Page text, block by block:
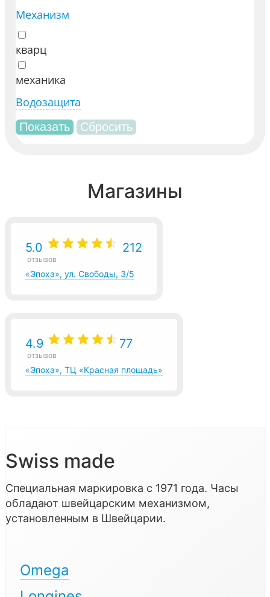
Механизм
кварц
механика
Водозащита
Магазины
5.0 212
отзывов
«Эпоха», ул. Свободы, 3/5
4.9 77
отзывов
«Эпоха», ТЦ «Красная площадь»
Swiss made
Специальная маркировка с 1971 года. Часы
обладают швейцарским механизмом,
установленным в Швейцарии.
Omega